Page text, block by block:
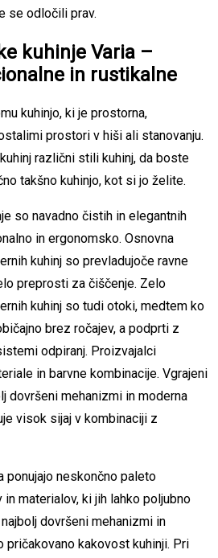
se odločili prav.
kuhinje Varia –
in rustikalne
kuhinjo, ki je prostorna,
prostori v hiši ali stanovanju.
različni stili kuhinj, da boste
takšno kuhinjo, kot si jo želite.
so navadno čistih in elegantnih
in ergonomsko. Osnovna
kuhinj so prevladujoče ravne
preprosti za čiščenje. Zelo
kuhinj so tudi otoki, medtem ko
brez ročajev, a podprti z
odpiranj. Proizvajalci
in barvne kombinacije. Vgrajeni
dovršeni mehanizmi in moderna
visok sijaj v kombinaciji z
ponujajo neskončno paleto
materialov, ki jih lahko poljubno
dovršeni mehanizmi in
pričakovano kakovost kuhinji. Pri